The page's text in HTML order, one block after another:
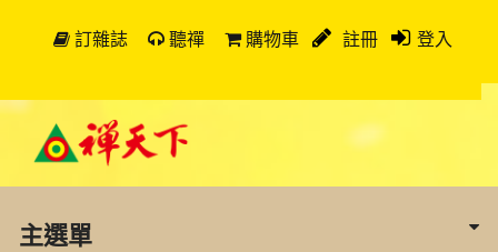
訂雜誌 聽禪 購物車 註冊 登入
主選單